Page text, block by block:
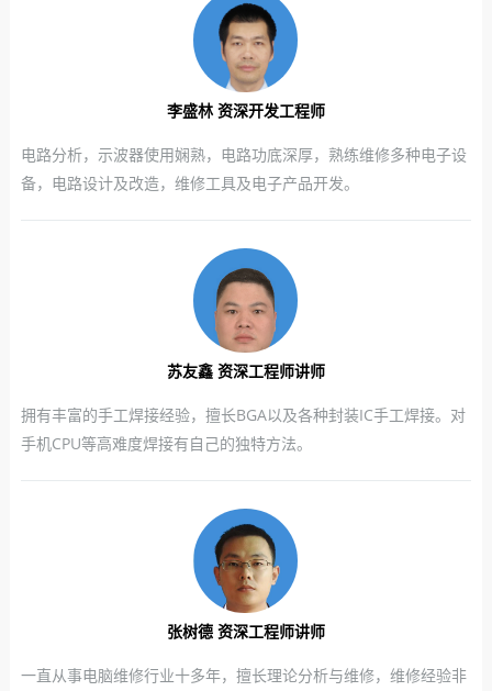
李盛林 资深开发工程师
电路分析，示波器使用娴熟，电路功底深厚，熟练维修多种电子设
备，电路设计及改造，维修工具及电子产品开发。
苏友鑫 资深工程师讲师
拥有丰富的手工焊接经验，擅长BGA以及各种封装IC手工焊接。对
手机CPU等高难度焊接有自己的独特方法。
张树德 资深工程师讲师
一直从事电脑维修行业十多年，擅长理论分析与维修，维修经验非